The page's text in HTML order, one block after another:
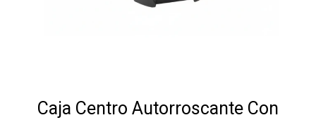
Caja Centro Autorroscante Con